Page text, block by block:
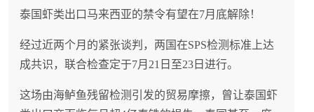
泰国虾类出口马来西亚的禁令有望在7月底解除！
经过近两个月的紧张谈判，两国在SPS检测标准上达
成共识，联合检查定于7月21日至23日进行。
这场由海鲈鱼残留检测引发的贸易摩擦，曾让泰国虾